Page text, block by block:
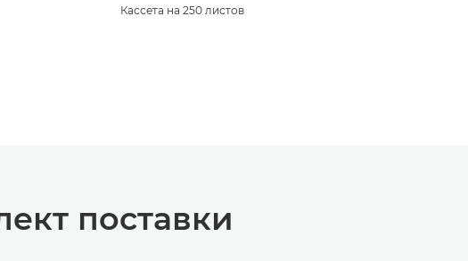
Кассета на 250 листов
поставки